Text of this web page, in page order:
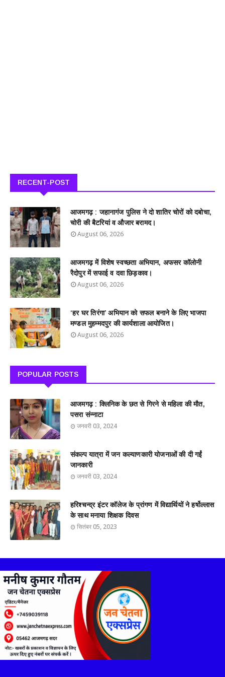
RECENT-POST
आजमगढ़ : जहानागंज पुलिस ने दो शातिर चोरों को दबोचा,
चोरी की बैटरियां व औजार बरामद।
August 06, 2026
आजमगढ़ में विशेष स्वच्छता अभियान, अफसर कॉलोनी
रैदोपुर में सफाई व दवा छिड़काव।
August 06, 2026
‘हर घर तिरंगा’ अभियान को सफल बनाने के लिए भाजपा
मण्डल मुहम्मदपुर की कार्यशाला आयोजित।
August 06, 2026
POPULAR POSTS
आजमगढ़ : क्लिनिक के छत से गिरने से महिला की मौत,
पसरा संन्नाटा
जनवरी 03, 2024
संकल्प यात्रा में जन कल्याणकारी योजनाओं की दी गईं
जानकारी
जनवरी 03, 2024
हरिश्चन्द्र इंटर कॉलेज के प्रांगण में विद्यार्थियों ने हर्षोल्लास
के साथ मनाया शिक्षक दिवस
सितंबर 05, 2023